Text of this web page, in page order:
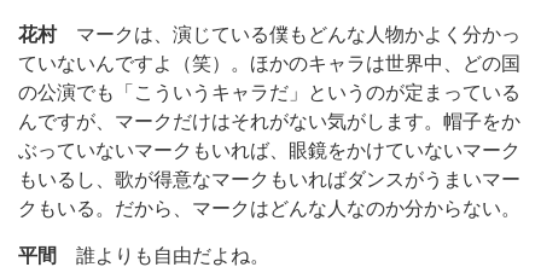
花村マークは、演じている僕もどんな人物かよく分かっ
ていないんですよ（笑）。ほかのキャラは世界中、どの国
の公演でも「こういうキャラだ」というのが定まっている
んですが、マークだけはそれがない気がします。帽子をか
ぶっていないマークもいれば、眼鏡をかけていないマーク
もいるし、歌が得意なマークもいればダンスがうまいマー
クもいる。だから、マークはどんな人なのか分からない。
平間 誰よりも自由だよね。